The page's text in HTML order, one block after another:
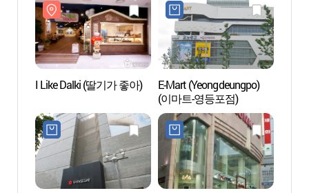
I Like Dalki (딸기가 좋아)
E-Mart (Yeongdeungpo)
(이마트-영등포점)